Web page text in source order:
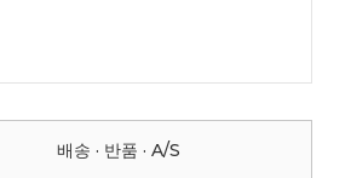
배송 · 반품 · A/S